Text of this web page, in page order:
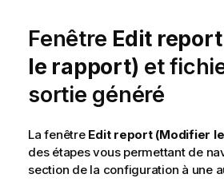
Fenêtre Edit
le rapport) et
sortie généré
La fenêtre Edit report (Modifier
des étapes vous permettant de
section de la configuration à une